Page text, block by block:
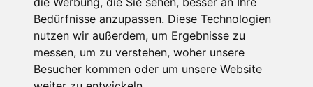
Bedürfnisse anzupassen. Diese Technologien
nutzen wir außerdem, um Ergebnisse zu
messen, um zu verstehen, woher unsere
Besucher kommen oder um unsere Website
WordPress.org